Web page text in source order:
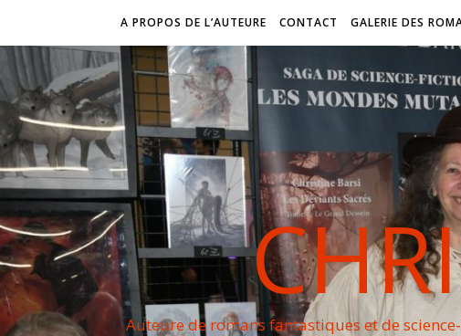
A PROPOS DE L’AUTEURE CONTACT GALERIE DES
Auteure de romans fantastiques et de